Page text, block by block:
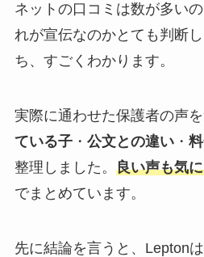
ネットの口コミは数が多い
れが宣伝なのかとても判断
ち、すごくわかります。
実際に通わせた保護者の声
ている子・ 公文との違い・
整理しました。 良い声も気
でまとめています。
先に結論を言うと、Leptonは